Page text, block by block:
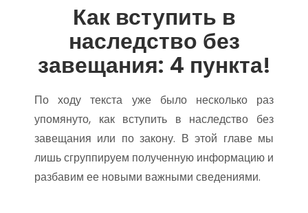
Как вступить в
наследство без
завещания: 4 пункта!
По ходу текста уже было несколько раз
упомянуто, как вступить в наследство без
завещания или по закону. В этой главе мы
лишь сгруппируем полученную информацию и
разбавим ее новыми важными сведениями.